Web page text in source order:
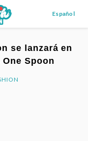
Español
se lanzará en
Spoon